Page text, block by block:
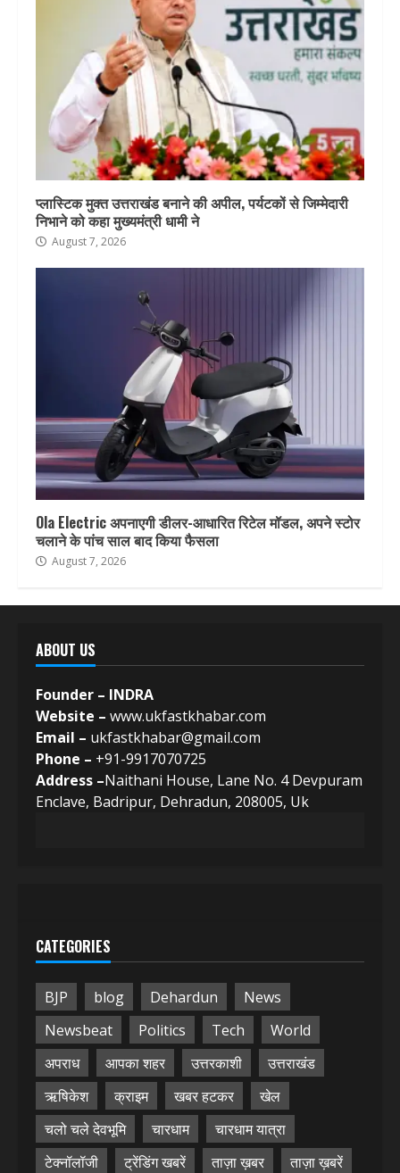
प्लास्टिक मुक्त उत्तराखंड बनाने की अपील, पर्यटकों से जिम्मेदारी
निभाने को कहा मुख्यमंत्री धामी ने
August 7, 2026
Ola Electric अपनाएगी डीलर-आधारित रिटेल मॉडल, अपने स्टोर
चलाने के पांच साल बाद किया फैसला
August 7, 2026
ABOUT US
Founder – INDRA
Website – www.ukfastkhabar.com
Email – ukfastkhabar@gmail.com
Phone – +91-9917070725
Address –Naithani House, Lane No. 4 Devpuram
Enclave, Badripur, Dehradun, 208005, Uk
CATEGORIES
BJP blog Dehardun
News
Newsbeat
Politics Tech
World
अपराध
आपका शहर उत्तरकाशी
उत्तराखंड
ऋषिकेश
क्राइम खबर हटकर
खेल
चलो चले देवभूमि
चारधाम
चारधाम यात्रा
टेक्नॉलॉजी
ट्रेंडिंग खबरें ताज़ा ख़बर
ताज़ा ख़बरें